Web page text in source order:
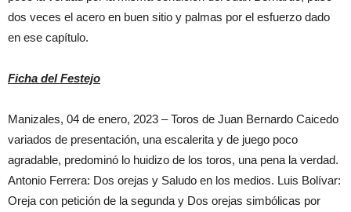
dos veces el acero en buen sitio y palmas por el esfuerzo dado
en ese capítulo.
Ficha del Festejo
Manizales, 04 de enero, 2023 – Toros de Juan Bernardo Caicedo
variados de presentación, una escalerita y de juego poco
agradable, predominó lo huidizo de los toros, una pena la verdad.
Antonio Ferrera: Dos orejas y Saludo en los medios. Luis Bolívar:
Oreja con petición de la segunda y Dos orejas simbólicas por